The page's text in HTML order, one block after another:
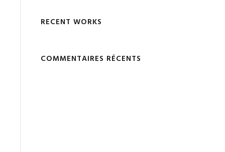
RECENT WORKS
COMMENTAIRES RÉCENTS